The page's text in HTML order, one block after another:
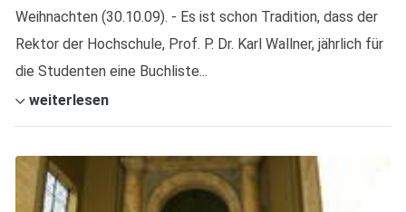
Weihnachten (30.10.09). - Es ist schon Tradition, dass der
Rektor der Hochschule, Prof. P. Dr. Karl Wallner, jährlich für
die Studenten eine Buchliste...
weiterlesen